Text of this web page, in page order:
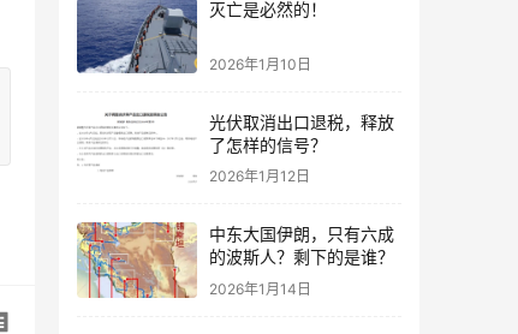
灭亡是必然的！
2026年1月10日
光伏取消出口退税，释放
了怎样的信号？
2026年1月12日
中东大国伊朗，只有六成
的波斯人？剩下的是谁？
2026年1月14日